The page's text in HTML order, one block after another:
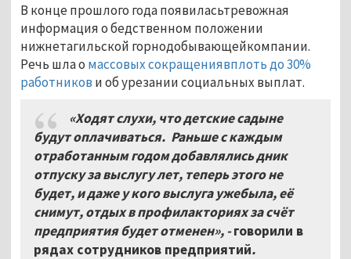
В конце прошлого года появиласьтревожная
информация о бедственном положении
нижнетагильской горнодобывающейкомпании.
Речь шла о массовых сокращениявплоть до 30%
работников и об урезании социальных выплат.
«Ходят слухи, что детские садыне
будут оплачиваться. Раньше с каждым
отработанным годом добавлялись дник
отпуску за выслугу лет, теперь этого не
будет, и даже у кого выслуга ужебыла, её
снимут, отдых в профилакториях за счёт
предприятия будет отменен», -говорили в
рядах сотрудников предприятий.